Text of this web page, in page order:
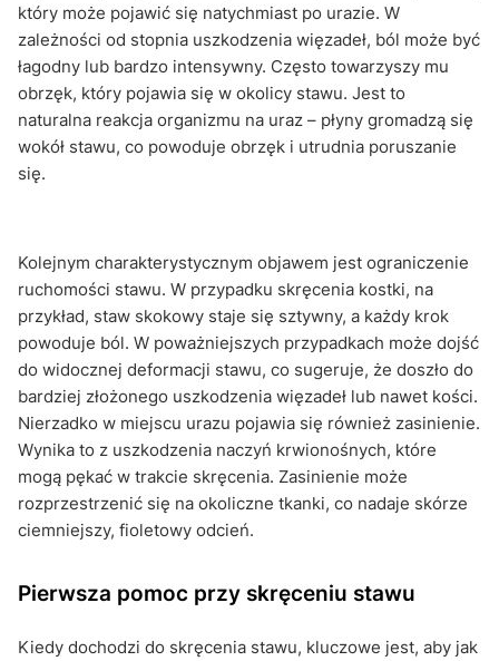
który może pojawić się natychmiast po urazie. W
zależności od stopnia uszkodzenia więzadeł, ból może być
łagodny lub bardzo intensywny. Często towarzyszy mu
obrzęk, który pojawia się w okolicy stawu. Jest to
naturalna reakcja organizmu na uraz – płyny gromadzą się
wokół stawu, co powoduje obrzęk i utrudnia poruszanie
się.
Kolejnym charakterystycznym objawem jest ograniczenie
ruchomości stawu. W przypadku skręcenia kostki, na
przykład, staw skokowy staje się sztywny, a każdy krok
powoduje ból. W poważniejszych przypadkach może dojść
do widocznej deformacji stawu, co sugeruje, że doszło do
bardziej złożonego uszkodzenia więzadeł lub nawet kości.
Nierzadko w miejscu urazu pojawia się również zasinienie.
Wynika to z uszkodzenia naczyń krwionośnych, które
mogą pękać w trakcie skręcenia. Zasinienie może
rozprzestrzenić się na okoliczne tkanki, co nadaje skórze
ciemniejszy, fioletowy odcień.
Pierwsza pomoc przy skręceniu stawu
Kiedy dochodzi do skręcenia stawu, kluczowe jest, aby jak